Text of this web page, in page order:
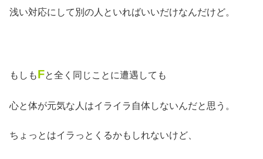
浅い対応にして別の人といればいいだけなんだけど。
もしもFと全く同じことに遭遇しても
心と体が元気な人はイライラ自体しないんだと思う。
ちょっとはイラっとくるかもしれないけど、